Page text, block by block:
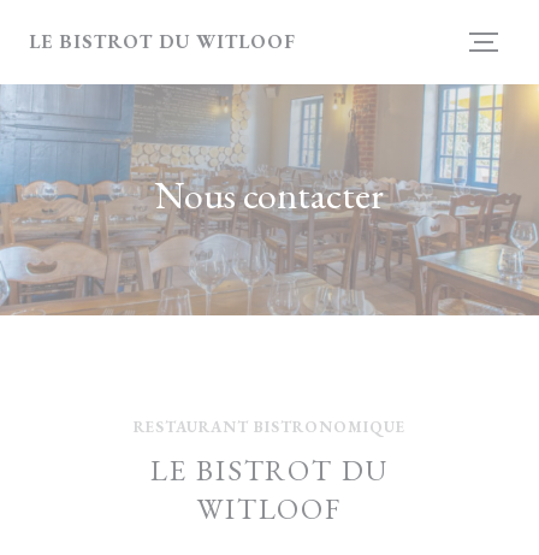
LE BISTROT DU WITLOOF
Nous contacter
RESTAURANT BISTRONOMIQUE
LE BISTROT DU
WITLOOF